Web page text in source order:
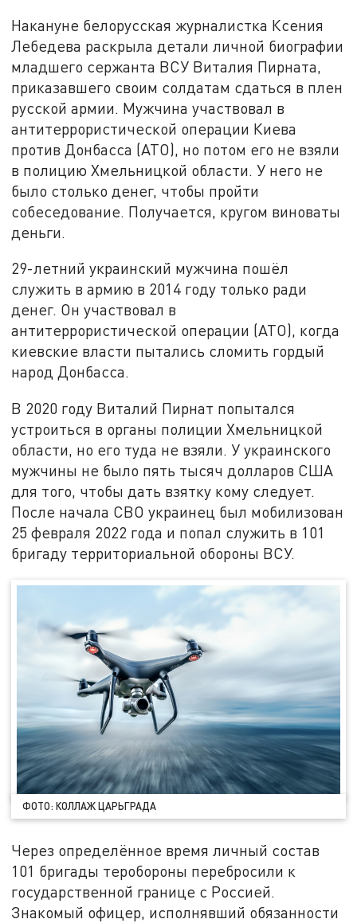
Накануне белорусская журналистка Ксения
Лебедева раскрыла детали личной биографии
младшего сержанта ВСУ Виталия Пирната,
приказавшего своим солдатам сдаться в плен
русской армии. Мужчина участвовал в
антитеррористической операции Киева
против Донбасса (АТО), но потом его не взяли
в полицию Хмельницкой области. У него не
было столько денег, чтобы пройти
собеседование. Получается, кругом виноваты
деньги.
29-летний украинский мужчина пошёл
служить в армию в 2014 году только ради
денег. Он участвовал в
антитеррористической операции (АТО), когда
киевские власти пытались сломить гордый
народ Донбасса.
В 2020 году Виталий Пирнат попытался
устроиться в органы полиции Хмельницкой
области, но его туда не взяли. У украинского
мужчины не было пять тысяч долларов США
для того, чтобы дать взятку кому следует.
После начала СВО украинец был мобилизован
25 февраля 2022 года и попал служить в 101
бригаду территориальной обороны ВСУ.
ФОТО: КОЛЛАЖ ЦАРЬГРАДА
Через определённое время личный состав
101 бригады теробороны перебросили к
государственной границе с Россией.
Знакомый офицер, исполнявший обязанности